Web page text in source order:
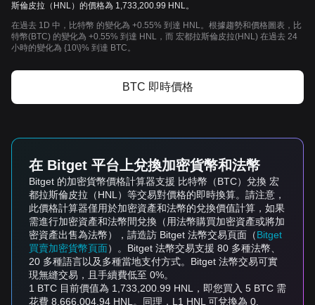
斯倫皮拉（HNL）的價格為 1,733,200.99 HNL。
在過去 1D 中，比特幣 的變化為 +0.55% 到達 HNL。根據趨勢和價格圖表，比
特幣(BTC) 的變化為 +0.55% 到達 HNL，而 宏都拉斯倫皮拉(HNL) 在過去 24
小時的變化為 {10\}% 到達 BTC。
BTC 即時價格
在 Bitget 平台上兌換加密貨幣和法幣
Bitget 的加密貨幣價格計算器支援 比特幣（BTC）兌換 宏
都拉斯倫皮拉（HNL）等交易對價格的即時換算。請注意，
此價格計算器僅用於加密資產和法幣的兌換價值計算，如果
需進行加密資產和法幣間兌換（用法幣購買加密資產或將加
密資產出售為法幣），請造訪 Bitget 法幣交易頁面（Bitget
買賣加密貨幣頁面）。Bitget 法幣交易支援 80 多種法幣、
20 多種語言以及多種當地支付方式。Bitget 法幣交易可實
現無縫交易，且手續費低至 0%。
1 BTC 目前價值為 1,733,200.99 HNL，即您買入 5 BTC 需
花費 8,666,004.94 HNL。同理，L1 HNL 可兌換為 0.